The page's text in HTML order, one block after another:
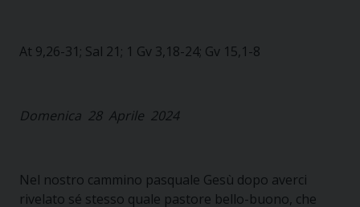
At 9,26-31; Sal 21; 1 Gv 3,18-24; Gv 15,1-8
Domenica 28 Aprile 2024
Nel nostro cammino pasquale Gesù dopo averci
rivelato sé stesso quale pastore bello-buono, che